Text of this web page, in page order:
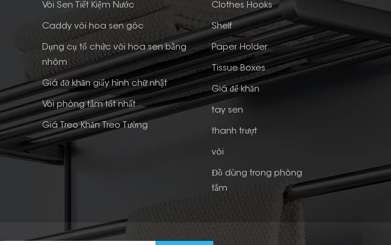
Vòi Sen Tiết Kiệm Nước
Caddy vòi hoa sen góc
Dụng cụ tổ chức vòi hoa sen bằng
nhôm
Giá đỡ khăn giấy hình chữ nhật
Vòi phòng tắm tốt nhất
Giá Treo Khăn Treo Tường
Clothes Hooks
Shelf
Paper Holder
Tissue Boxes
Giá để khăn
tay sen
thanh trượt
vòi
Đồ dùng trong phòng
tắm